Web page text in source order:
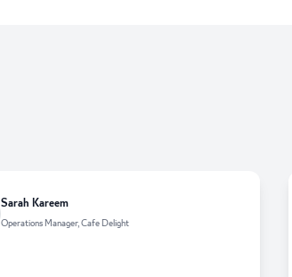
Sarah Kareem
Operations Manager, Cafe Delight